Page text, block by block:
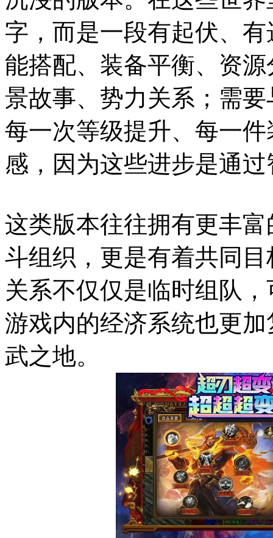
字，而是一段有起伏、
能搭配、装备平衡、资
景故事、势力关系；需
每一次等级提升、每一
感，因为这些进步是通
这类版本往往拥有更丰
斗组织，更是有着共同
关系不仅仅是临时组队
游戏内的经济系统也更
武之地。